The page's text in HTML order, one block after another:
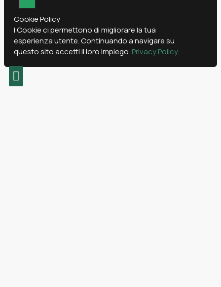
Cookie Policy
I Cookie ci permettono di migliorare la tua
esperienza utente. Continuando a navigare su
questo sito accetti il loro impiego. Privacy Policy.